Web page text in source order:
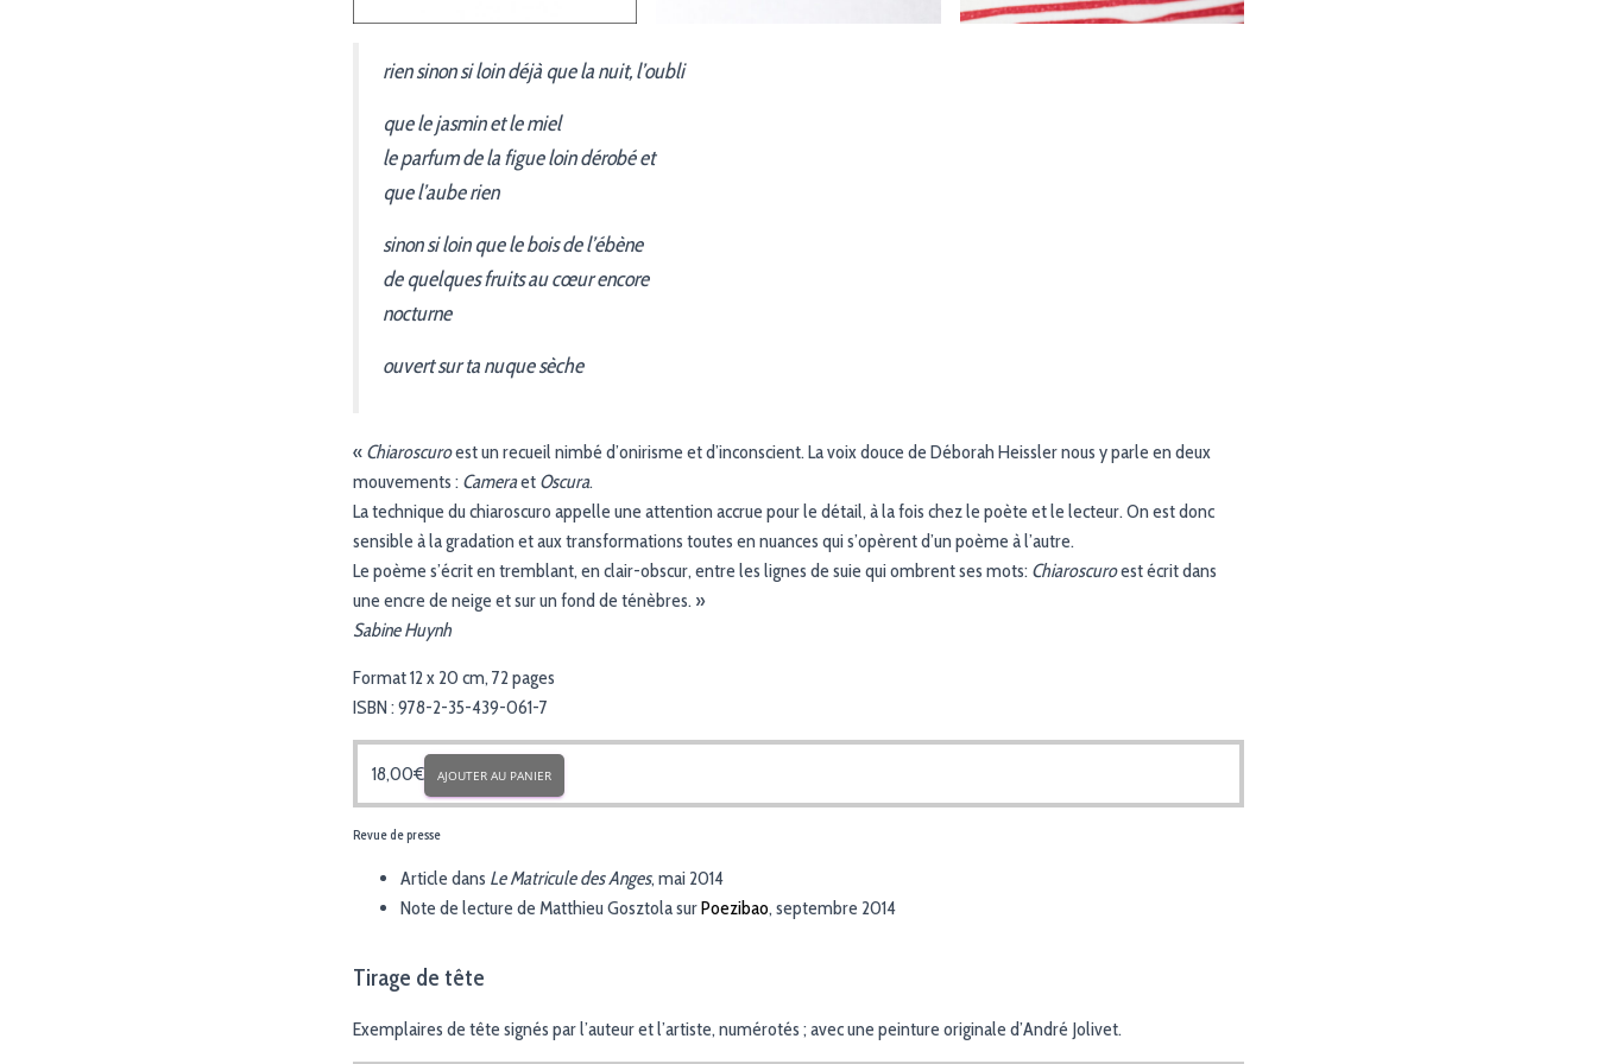
rien sinon si loin déjà que la nuit, l’oubli
que le jasmin et le miel
le parfum de la figue loin dérobé et
que l’aube rien
sinon si loin que le bois de l’ébène
de quelques fruits au cœur encore
nocturne
ouvert sur ta nuque sèche
« Chiaroscuroest un recueil nimbé d’onirisme et d’inconscient. La voix douce de Déborah Heissler nous y parle en deux
mouvements : Cameraet Oscura.
La technique du chiaroscuro appelle une attention accrue pour le détail, à la fois chez le poète et le lecteur. On est donc
sensible à la gradation et aux transformations toutes en nuances qui s’opèrent d’un poème à l’autre.
Le poème s’écrit en tremblant, en clair-obscur, entre les lignes de suie qui ombrent ses mots: Chiaroscuroest écrit dans
une encre de neige et sur un fond de ténèbres. »
Sabine Huynh
Format 12 x 20 cm, 72 pages
ISBN : 978-2-35-439-061-7
18,00€ AJOUTER AU PANIER
Revue de presse
Article dans Le Matricule des Anges, mai 2014
Note de lecture de Matthieu Gosztola surPoezibao, septembre 2014
Tirage de tête
Exemplaires de tête signés par l’auteur et l’artiste, numérotés ; avec une peinture originale d’André Jolivet.